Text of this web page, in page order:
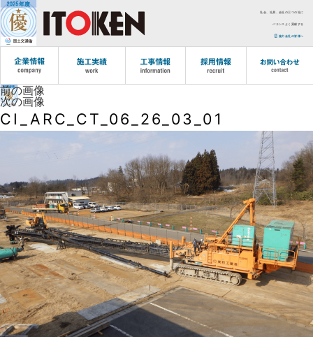
社会、社員、会社の三つの社に
バランスよく貢献する
協力会社の皆様へ
前の画像
次の画像
CI_ARC_CT_06_26_03_01